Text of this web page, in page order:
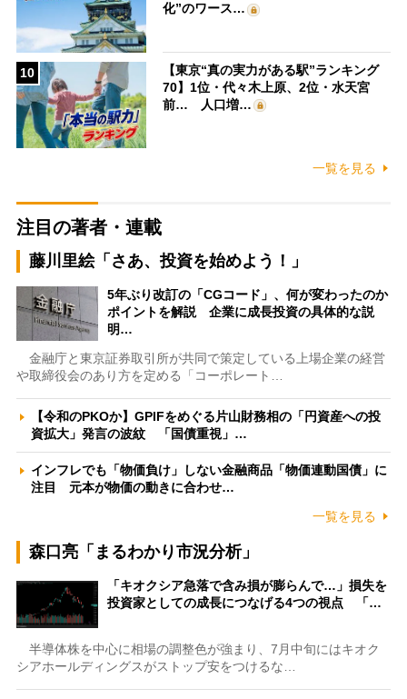
化”のワース…
10
【東京“真の実力がある駅”ランキング
70】1位・代々木上原、2位・水天宮
前… 人口増…
一覧を見る
注目の著者・連載
藤川里絵「さあ、投資を始めよう！」
5年ぶり改訂の「CGコード」、何が変わったのか
ポイントを解説 企業に成長投資の具体的な説
明…
金融庁と東京証券取引所が共同で策定している上場企業の経営
や取締役会のあり方を定める「コーポレート…
【令和のPKOか】GPIFをめぐる片山財務相の「円資産への投
資拡大」発言の波紋 「国債重視」…
インフレでも「物価負け」しない金融商品「物価連動国債」に
注目 元本が物価の動きに合わせ…
一覧を見る
森口亮「まるわかり市況分析」
「キオクシア急落で含み損が膨らんで…」損失を
投資家としての成長につなげる4つの視点 「…
半導体株を中心に相場の調整色が強まり、7月中旬にはキオク
シアホールディングスがストップ安をつけるな…